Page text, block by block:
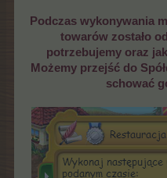
Podczas wykonywania
towarów zostało
potrzebujemy oraz
Możemy przejść do
schować